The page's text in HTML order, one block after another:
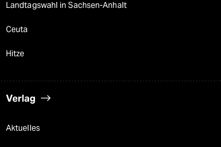
Landtagswahl in Sachsen-Anhalt
Ceuta
Hitze
Verlag
Aktuelles